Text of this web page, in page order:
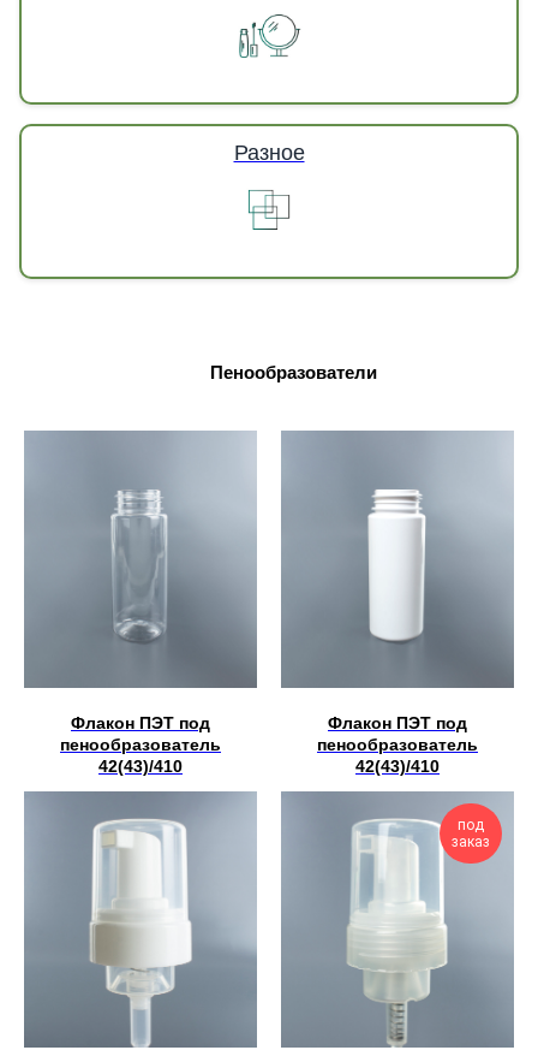
Разное
Пенообразователи
Флакон ПЭТ под
пенообразователь
42(43)/410
Флакон ПЭТ под
пенообразователь
42(43)/410
под
заказ